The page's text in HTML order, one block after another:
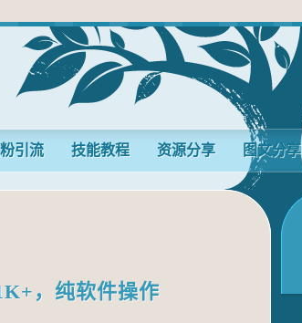
引流 技能教程 资源分享 图文分享
，纯软件操作